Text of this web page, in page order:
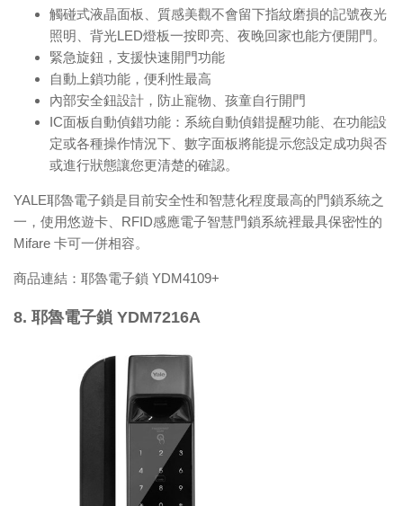
觸碰式液晶面板、質感美觀不會留下指紋磨損的記號夜光
照明、背光LED燈板一按即亮、夜晚回家也能方便開門。
緊急旋鈕，支援快速開門功能
自動上鎖功能，便利性最高
內部安全鈕設計，防止寵物、孩童自行開門
IC面板自動偵錯功能：系統自動偵錯提醒功能、在功能設
定或各種操作情況下、數字面板將能提示您設定成功與否
或進行狀態讓您更清楚的確認。
YALE耶魯電子鎖是目前安全性和智慧化程度最高的門鎖系統之
一，使用悠遊卡、RFID感應電子智慧門鎖系統裡最具保密性的
Mifare 卡可一併相容。
商品連結： 耶魯電子鎖 YDM4109+
8. 耶魯電子鎖 YDM7216A